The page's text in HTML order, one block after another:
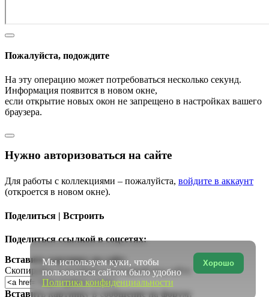
Пожалуйста, подождите
На эту операцию может потребоваться несколько секунд.
Информация появится в новом окне,
если открытие новых окон не запрещено в настройках вашего
браузера.
Нужно авторизоваться на сайте
Для работы с коллекциями – пожалуйста, войдите в аккаунт
(откроется в новом окне).
Поделиться | Встроить
Поделиться ссылкой в соцсетях:
Вставить картинку на сайт:
Скопируйте и вставьте в исходный код сайта
Вставить картинку в сообщение на форум:
Хорошо
Мы используем куки, чтобы
пользоваться сайтом было удобно
Политика конфиденциальности